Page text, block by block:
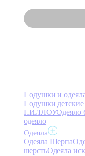
Подушки и
Подушки
ПИЛЛОУОдеяло
одеяло
Одеяла
Одеяла Шерпа
шерстьОдеяла